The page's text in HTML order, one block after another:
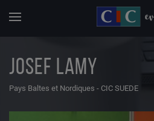
CHOISISSEZ UNE THÉMATIQUE
JOSEF LAMY
Pays Baltes et Nordiques - CIC SUEDE